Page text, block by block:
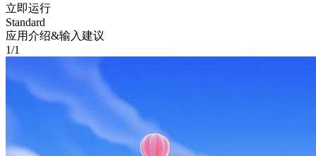
立即运行
Standard
应用介绍&输入建议
1/1